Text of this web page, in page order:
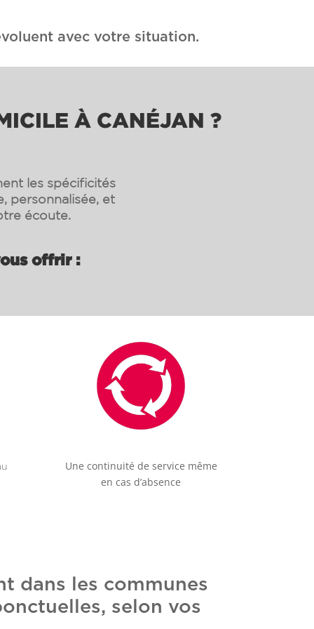
avec votre situation.
À CANÉJAN ?
les spécificités
personnalisée, et
écoute.
offrir :
Une continuité de service même
en cas d’absence
dans les communes
selon vos